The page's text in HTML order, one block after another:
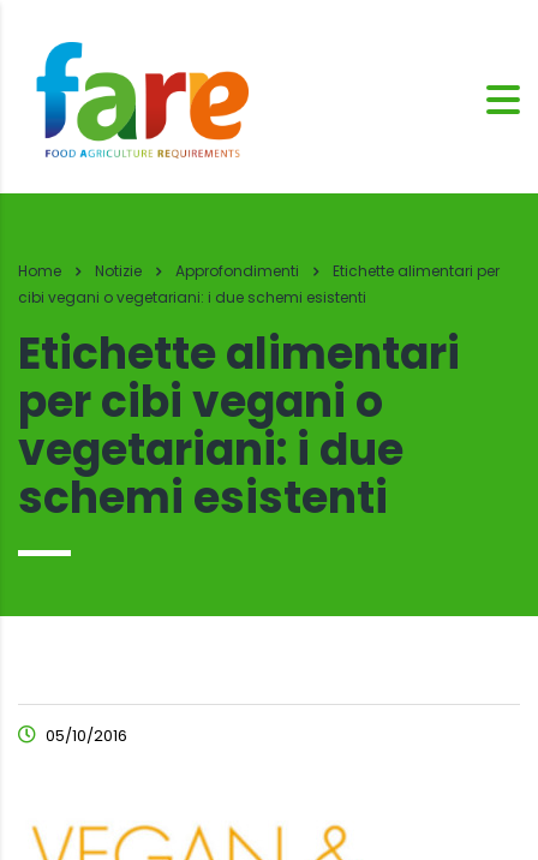
Home Notizie Approfondimenti
Etichette alimentari per
cibi vegani o vegetariani: i due schemi esistenti
Etichette alimentari
per cibi vegani o
vegetariani: i due
schemi esistenti
05/10/2016